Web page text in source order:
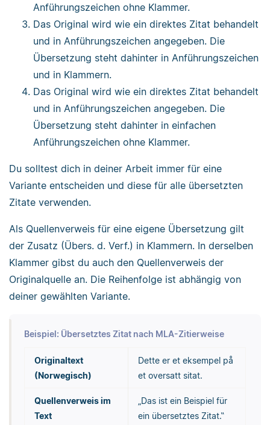
Anführungszeichen ohne Klammer.
Das Original wird wie ein direktes Zitat behandelt
und in Anführungszeichen angegeben. Die
Übersetzung steht dahinter in Anführungszeichen
und in Klammern.
Das Original wird wie ein direktes Zitat behandelt
und in Anführungszeichen angegeben. Die
Übersetzung steht dahinter in einfachen
Anführungszeichen ohne Klammer.
Du solltest dich in deiner Arbeit immer für eine
Variante entscheiden und diese für alle übersetzten
Zitate verwenden.
Als Quellenverweis für eine eigene Übersetzung gilt
der Zusatz (Übers. d. Verf.) in Klammern. In derselben
Klammer gibst du auch den Quellenverweis der
Originalquelle an. Die Reihenfolge ist abhängig von
deiner gewählten Variante.
Beispiel: Übersetztes Zitat nach MLA-Zitierweise
Originaltext
(Norwegisch)
Dette er et eksempel på
et oversatt sitat.
Quellenverweis im
Text
„Das ist ein Beispiel für
ein übersetztes Zitat.‟